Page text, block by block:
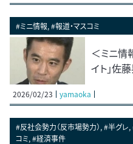
#ミニ情報, #報道・マスコミ
＜ミニ情
イト」佐
2026/02/23 yamaoka
#反社会勢力（反市場勢力）, #半グレ
コミ, #経済事件